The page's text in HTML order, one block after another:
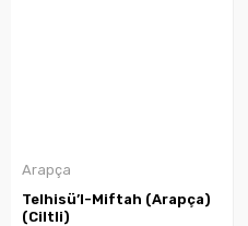
Arapça
Telhisü’l-Miftah (Arapça)
(Ciltli)